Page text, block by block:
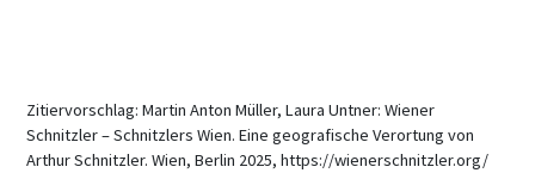
Zitiervorschlag: Martin Anton Müller, Laura Untner: Wiener
Schnitzler – Schnitzlers Wien. Eine geografische Verortung von
Arthur Schnitzler. Wien, Berlin 2025, https://wienerschnitzler.org/